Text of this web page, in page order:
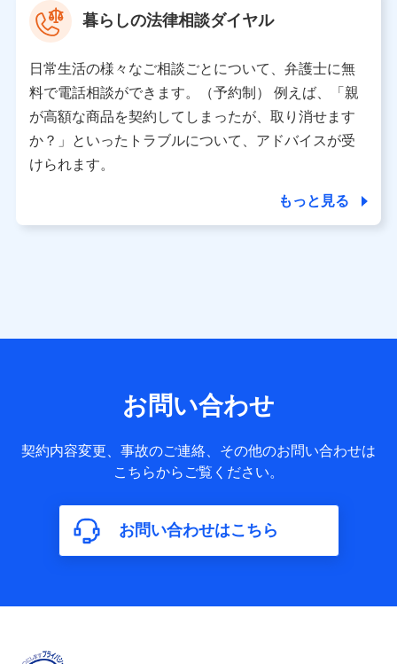
氏名、電話番号、メールアドレス、お客さまの識別子、属
性、連絡先、dポイントサービスのご利用に関する情報。例
として、dポイントカード番号、性別、年齢、家族構成、住
所、dポイント残高、dポイント利用履歴などが含まれます。
利用情報
当社又は株式会社NTTドコモが提供する各種サービスなどの
ご契約・ご利用などに関する情報。例として、当社又は株式
会社NTTドコモが提供する各種サービスのご契約状態・ご利
用履歴インターネット利用時の行動に関する情報、アプリケ
ーション利用時の行動に関する情報、購入されたサービスや
当社又は株式会社NTTドコモが提供する保険関連サービスに
送信履歴などの情報）が含まれます。
約に関する情報。例として、保険契約者及び被保険者の氏
名、住所、生年月日、性別、保険契約者と被保険者の関係、
保険加入の目的、保険商品の内容、保険料、保険料のお支払
年数などの情報、ペットの種類や年齢などの情報などが含ま
れます。
【共同して利用する者の範囲】
株式会社NTTドコモ
当社又は株式会社NTTドコモが提供する保険関連サービスに
暮らしの法律相談ダイヤル
日常生活の様々なご相談ごとについて、弁護士に無
料で電話相談ができます。（予約制） 例えば、「親
が高額な商品を契約してしまったが、取り消せます
か？」といったトラブルについて、アドバイスが受
けられます。
もっと見る
お問い合わせ
契約内容変更、事故のご連絡、その他のお問い合わせは
こちらからご覧ください。
お問い合わせはこちら